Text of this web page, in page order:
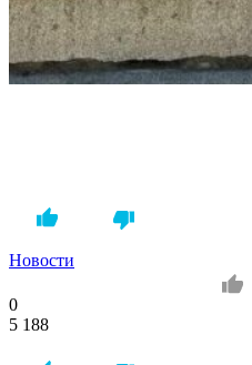
Новости
0
5 188